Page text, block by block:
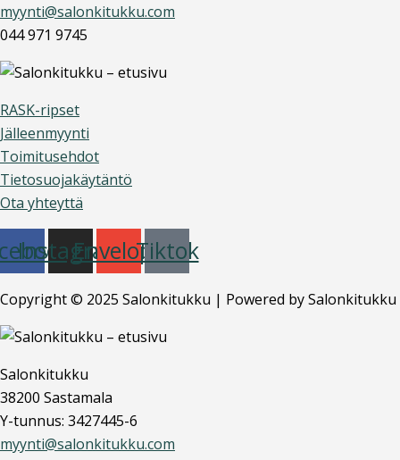
myynti@salonkitukku.com
044 971 9745
RASK-ripset
Jälleenmyynti
Toimitusehdot
Tietosuojakäytäntö
Ota yhteyttä
Instagram
EnvelopeTiktok
Copyright © 2025 Salonkitukku | Powered by Salonkitukku
Salonkitukku
38200 Sastamala
Y-tunnus: 3427445-6
myynti@salonkitukku.com